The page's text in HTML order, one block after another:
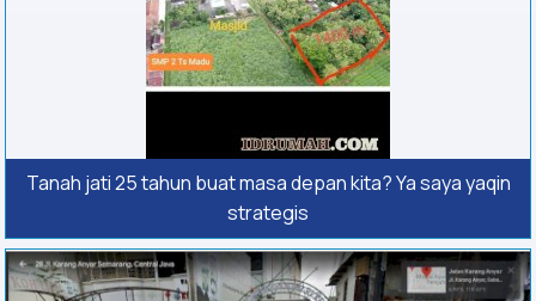
Tanah jati 25 tahun buat masa depan kita? Ya saya yaqin
strategis